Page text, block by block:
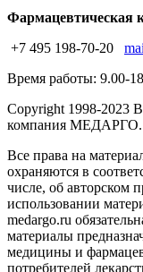
+7 495 198-70-20
Время работы: 9.00-
Copyright 1998-2023
компания МЕДАРГО.
Все права на
охраняются в
числе, об авторском
использовании
medargo.ru
материалы
медицины и
потребителей